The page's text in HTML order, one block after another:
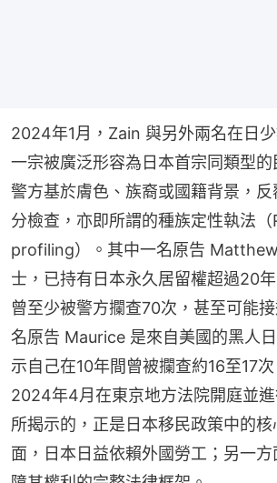
2024年1月，Zain 與另外兩名在日
一宗被廣泛形容為日本首宗同類型
警方基於膚色、族裔或國籍背景，
分檢查，亦即所謂的種族定性執法（
profiling）。其中一名原告
士，已持有日本永久居留權超過20
曾至少被警方攔查70次，甚至可能
名原告 Maurice 是來自美國的黑人
示自己在10年間曾被攔查約16至17
2024年4月在東京地方法院開庭並
所揭示的，正是日本移民政策中的
面，日本日益依賴外國勞工；另一